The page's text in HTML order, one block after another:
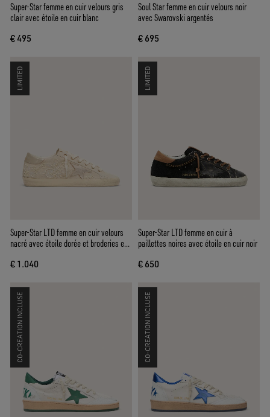
Super-Star femme en cuir velours gris
clair avec étoile en cuir blanc
€ 495
Soul Star femme en cuir velours noir
avec Swarovski argentés
€ 695
LIMITED
Super-Star LTD femme en cuir velours
nacré avec étoile dorée et broderies en
€ 1.040
LIMITED
Super-Star LTD femme en cuir à
paillettes noires avec étoile en cuir noir
€ 650
CO-CREATION INCLUSE CO-CREATION INCLUSE